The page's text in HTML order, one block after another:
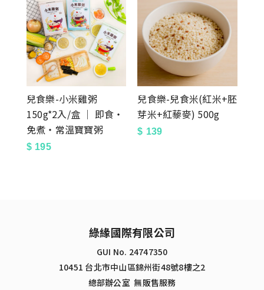
兒食樂-小米雞粥
150g*2入/盒 │ 即食‧
免煮‧常溫寶寶粥
$ 195
兒食樂-兒食米(紅米+胚
芽米+紅藜麥) 500g
$ 139
綠緣國際有限公司
GUI No. 24747350
10451 台北市中山區錦州街48號8樓之2
總部辦公室 無販售服務